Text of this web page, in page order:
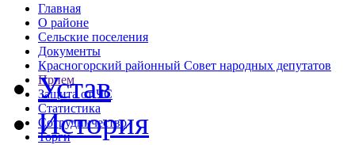
Главная
О районе
Сельские поселения
Документы
Красногорский районный Совет народных депутатов
Прием
Защита от ЧС
Статистика
Сотрудничество
Торги
Устав
История